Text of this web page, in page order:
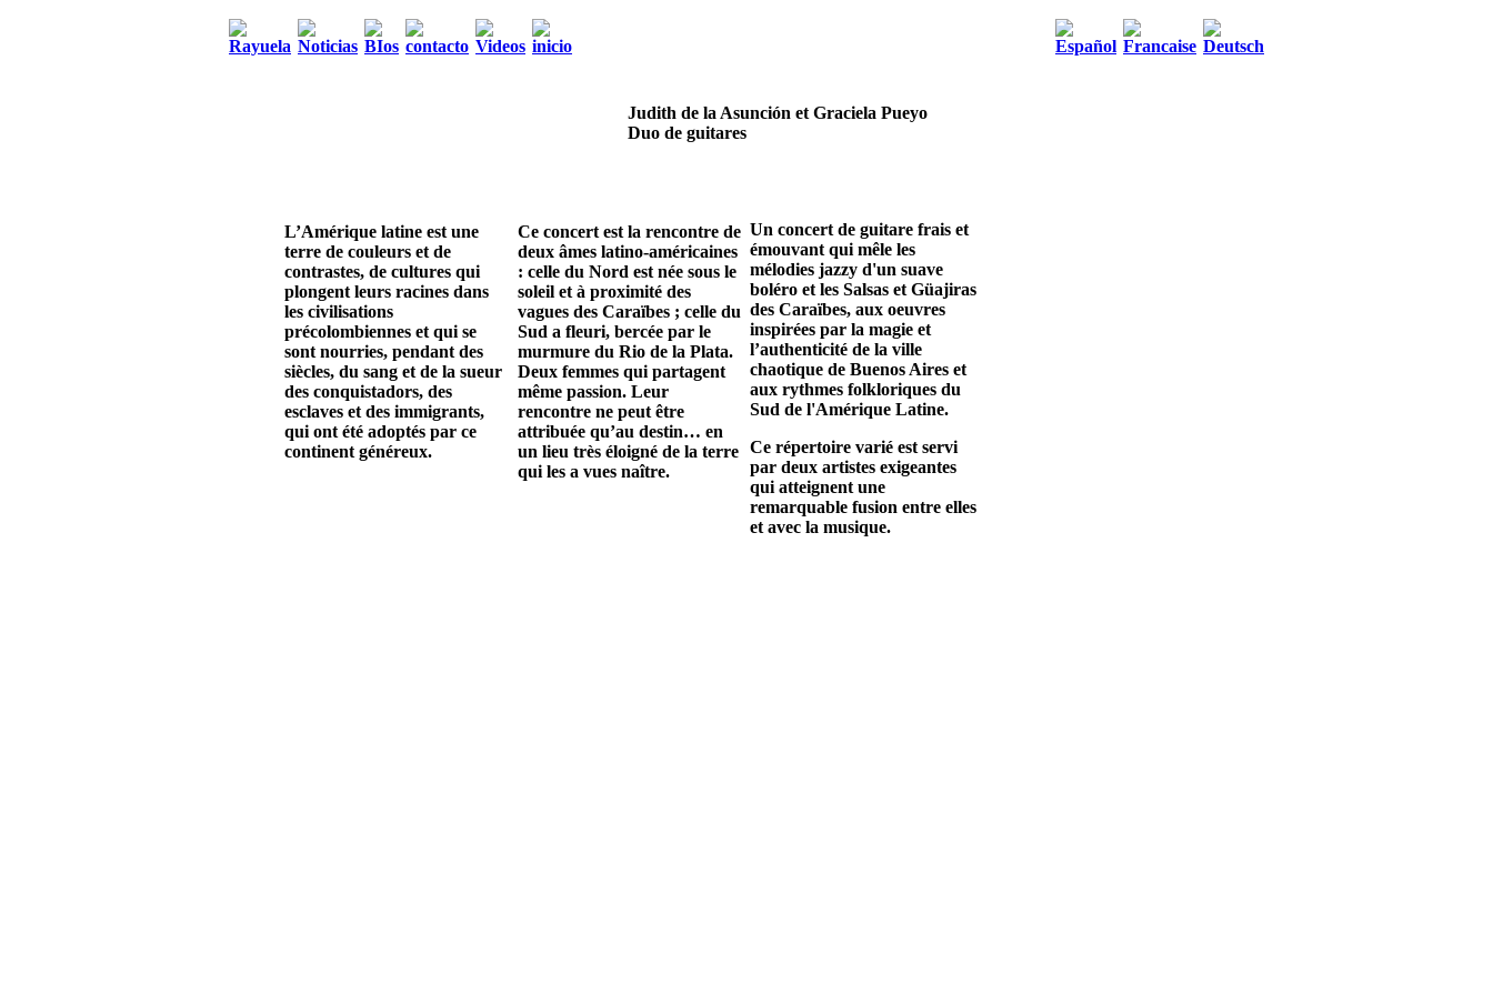
Judith de la Asunción et Graciela Pueyo
Duo de guitares
L’Amérique latine est une
terre de couleurs et de
contrastes, de cultures qui
plongent leurs racines dans
les civilisations
précolombiennes et qui se
sont nourries, pendant des
siècles, du sang et de la sueur
des conquistadors, des
esclaves et des immigrants,
qui ont été adoptés par ce
continent généreux.
Ce concert est la rencontre de
deux âmes latino-américaines
: celle du Nord est née sous le
soleil et à proximité des
vagues des Caraïbes ; celle du
Sud a fleuri, bercée par le
murmure du Rio de la Plata.
Deux femmes qui partagent
même passion. Leur
rencontre ne peut être
attribuée qu’au destin… en
un lieu très éloigné de la terre
qui les a vues naître.
Un concert de guitare frais et
émouvant qui mêle les
mélodies jazzy d'un suave
boléro et les Salsas et Güajiras
des Caraïbes, aux oeuvres
inspirées par la magie et
l’authenticité de la ville
chaotique de Buenos Aires et
aux rythmes folkloriques du
Sud de l'Amérique Latine.
Ce répertoire varié est servi
par deux artistes exigeantes
qui atteignent une
remarquable fusion entre elles
et avec la musique.